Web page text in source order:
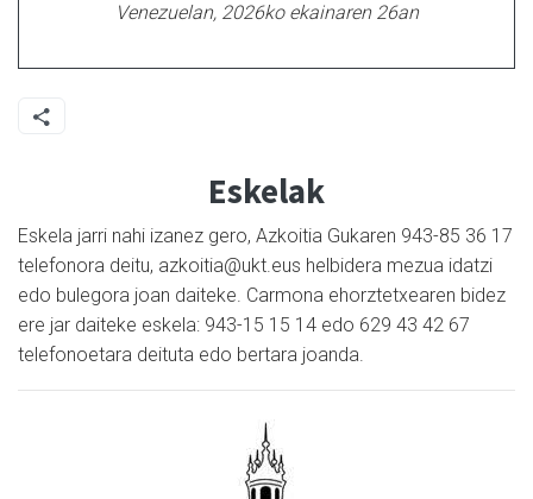
Venezuelan, 2026ko ekainaren 26an
Eskelak
Eskela jarri nahi izanez gero, Azkoitia Gukaren 943-85 36 17
telefonora deitu, azkoitia@ukt.eus helbidera mezua idatzi
edo bulegora joan daiteke. Carmona ehorztetxearen bidez
ere jar daiteke eskela: 943-15 15 14 edo 629 43 42 67
telefonoetara deituta edo bertara joanda.